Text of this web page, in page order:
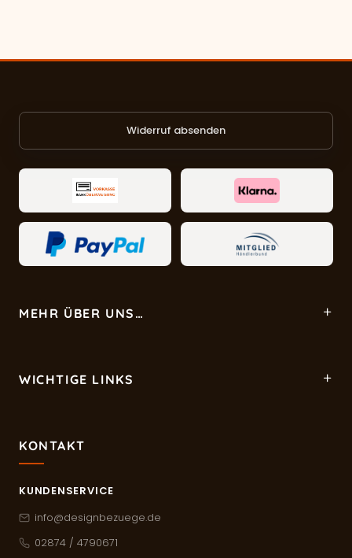
Widerruf absenden
MEHR ÜBER UNS…
WICHTIGE LINKS
KONTAKT
KUNDENSERVICE
info@designbezuege.de
02874 / 4790671